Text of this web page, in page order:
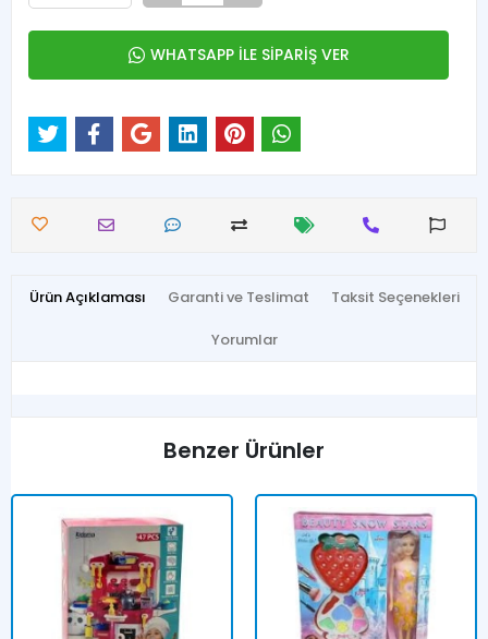
WHATSAPP İLE SİPARİŞ VER
Ürün Açıklaması Garanti ve Teslimat Taksit Seçenekleri
Yorumlar
Benzer Ürünler